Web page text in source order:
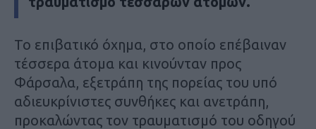
Το επιβατικό όχημα, στο οποίο επέβαιναν
τέσσερα άτομα και κινούνταν προς
Φάρσαλα, εξετράπη της πορείας του υπό
αδιευκρίνιστες συνθήκες και ανετράπη,
προκαλώντας τον τραυματισμό του οδηγού